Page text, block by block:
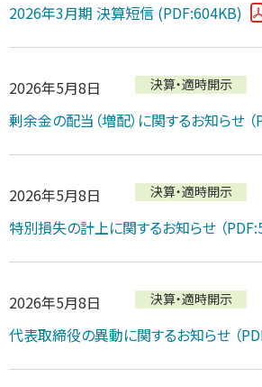
2026年3月期 決算短信 (PDF:604KB)
2026年5月8日 決算・適時開示
剰余金の配当（増配）に関するお知らせ
2026年5月8日 決算・適時開示
特別損失の計上に関するお知らせ （
2026年5月8日 決算・適時開示
代表取締役の異動に関するお知らせ （